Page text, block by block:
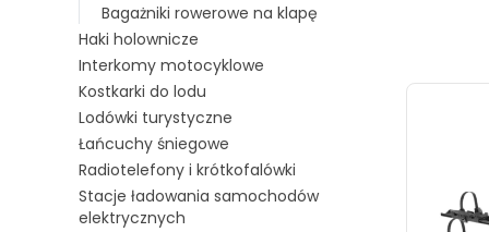
Bagażniki rowerowe na klapę
Haki holownicze
Interkomy motocyklowe
Kostkarki do lodu
Lodówki turystyczne
Łańcuchy śniegowe
Radiotelefony i krótkofalówki
Stacje ładowania samochodów
elektrycznych